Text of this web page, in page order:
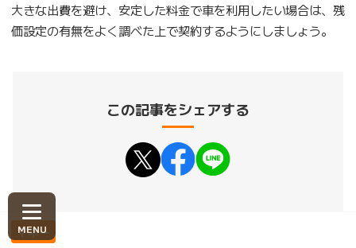
大きな出費を避け、安定した料金で車を利用したい場合は、残
価設定の有無をよく調べた上で契約するようにしましょう。
この記事をシェアする
マネー